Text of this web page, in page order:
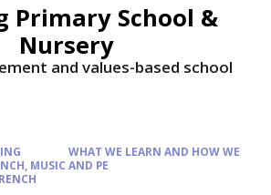
Primary School &
Nursery
and values-based school
WHAT WE LEARN AND HOW WE
MUSIC AND PE